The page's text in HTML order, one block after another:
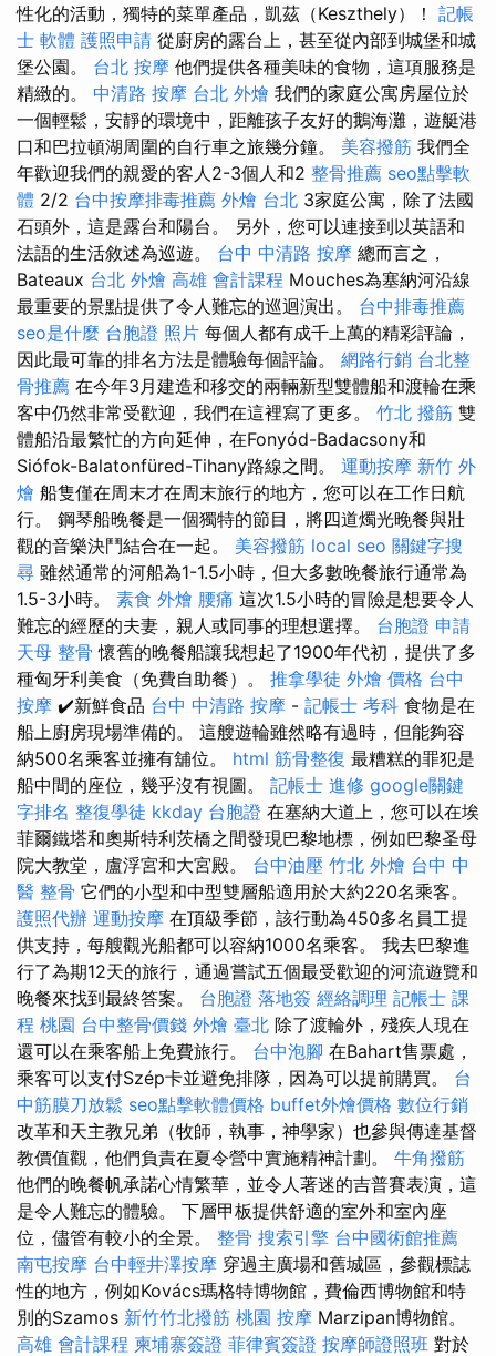
性化的活動，獨特的菜單產品，凱茲（Keszthely）！ 記帳
士 軟體 護照申請 從廚房的露台上，甚至從內部到城堡和城
堡公園。 台北 按摩 他們提供各種美味的食物，這項服務是
精緻的。 中清路 按摩 台北 外燴 我們的家庭公寓房屋位於
一個輕鬆，安靜的環境中，距離孩子友好的鵝海灘，遊艇港
口和巴拉頓湖周圍的自行車之旅幾分鐘。 美容撥筋 我們全
年歡迎我們的親愛的客人2-3個人和2 整骨推薦 seo點擊軟
體 2/2 台中按摩排毒推薦 外燴 台北 3家庭公寓，除了法國
石頭外，這是露台和陽台。 另外，您可以連接到以英語和
法語的生活敘述為巡遊。 台中 中清路 按摩 總而言之，
Bateaux 台北 外燴 高雄 會計課程 Mouches為塞納河沿線
最重要的景點提供了令人難忘的巡迴演出。 台中排毒推薦
seo是什麼 台胞證 照片 每個人都有成千上萬的精彩評論，
因此最可靠的排名方法是體驗每個評論。 網路行銷 台北整
骨推薦 在今年3月建造和移交的兩輛新型雙體船和渡輪在乘
客中仍然非常受歡迎，我們在這裡寫了更多。 竹北 撥筋 雙
體船沿最繁忙的方向延伸，在Fonyód-Badacsony和
Siófok-Balatonfüred-Tihany路線之間。 運動按摩 新竹 外
燴 船隻僅在周末才在周末旅行的地方，您可以在工作日航
行。 鋼琴船晚餐是一個獨特的節目，將四道燭光晚餐與壯
觀的音樂決鬥結合在一起。 美容撥筋 local seo 關鍵字搜
尋 雖然通常的河船為1-1.5小時，但大多數晚餐旅行通常為
1.5-3小時。 素食 外燴 腰痛 這次1.5小時的冒險是想要令人
難忘的經歷的夫妻，親人或同事的理想選擇。 台胞證 申請
天母 整骨 懷舊的晚餐船讓我想起了1900年代初，提供了多
種匈牙利美食（免費自助餐）。 推拿學徒 外燴 價格 台中
按摩 ✔️新鮮食品 台中 中清路 按摩 - 記帳士 考科 食物是在
船上廚房現場準備的。 這艘遊輪雖然略有過時，但能夠容
納500名乘客並擁有舖位。 html 筋骨整復 最糟糕的罪犯是
船中間的座位，幾乎沒有視圖。 記帳士 進修 google關鍵
字排名 整復學徒 kkday 台胞證 在塞納大道上，您可以在埃
菲爾鐵塔和奧斯特利茨橋之間發現巴黎地標，例如巴黎圣母
院大教堂，盧浮宮和大宮殿。 台中油壓 竹北 外燴 台中 中
醫 整骨 它們的小型和中型雙層船適用於大約220名乘客。
護照代辦 運動按摩 在頂級季節，該行動為450多名員工提
供支持，每艘觀光船都可以容納1000名乘客。 我去巴黎進
行了為期12天的旅行，通過嘗試五個最受歡迎的河流遊覽和
晚餐來找到最終答案。 台胞證 落地簽 經絡調理 記帳士 課
程 桃園 台中整骨價錢 外燴 臺北 除了渡輪外，殘疾人現在
還可以在乘客船上免費旅行。 台中泡腳 在Bahart售票處，
乘客可以支付Szép卡並避免排隊，因為可以提前購買。 台
中筋膜刀放鬆 seo點擊軟體價格 buffet外燴價格 數位行銷
改革和天主教兄弟（牧師，執事，神學家）也參與傳達基督
教價值觀，他們負責在夏令營中實施精神計劃。 牛角撥筋
他們的晚餐帆承諾心情繁華，並令人著迷的吉普賽表演，這
是令人難忘的體驗。 下層甲板提供舒適的室外和室內座
位，儘管有較小的全景。 整骨 搜索引擎 台中國術館推薦
南屯按摩 台中輕井澤按摩 穿過主廣場和舊城區，參觀標誌
性的地方，例如Kovács瑪格特博物館，費倫西博物館和特
別的Szamos 新竹竹北撥筋 桃園 按摩 Marzipan博物館。
高雄 會計課程 柬埔寨簽證 菲律賓簽證 按摩師證照班 對於